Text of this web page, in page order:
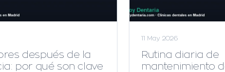
después de la
por qué son clave
11 May 2026
Rutina diaria de
mantenimiento